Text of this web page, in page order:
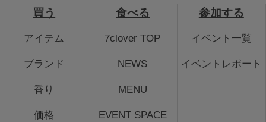
買う
アイテム
ブランド
香り
価格
食べる
7clover TOP
NEWS
MENU
EVENT SPACE
参加する
イベント一覧
イベントレポート